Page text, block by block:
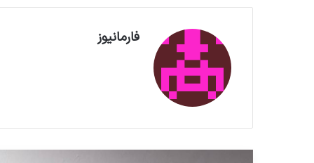
فارمانیوز